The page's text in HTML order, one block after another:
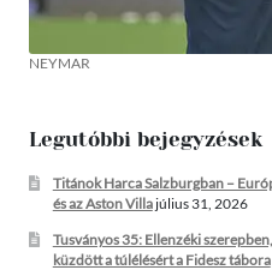
NEYMAR
Legutóbbi bejegyzések
Titánok Harca Salzburgban –
és az Aston Villajúlius 31, 2026
Tusványos 35: Ellenzéki
küzdött a túlélésért a Fidesz tábora